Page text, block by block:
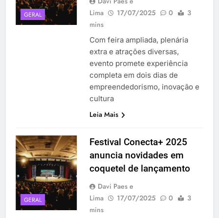
GERAL
Lima
17/07/2025 0
3
mins
Com feira ampliada, plenária
extra e atrações diversas,
evento promete experiência
completa em dois dias de
empreendedorismo, inovação e
cultura
Leia Mais
GERAL
Festival Conecta+ 2025
anuncia novidades em
coquetel de lançamento
Davi Paes e
Lima
17/07/2025 0
3
mins